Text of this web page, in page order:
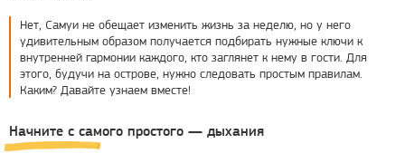
Нет, Самуи не обещает изменить жизнь за неделю, но у него
удивительным образом получается подбирать нужные ключи к
внутренней гармонии каждого, кто заглянет к нему в гости. Для
этого, будучи на острове, нужно следовать простым правилам.
Каким? Давайте узнаем вместе!
Начните с самого простого — дыхания